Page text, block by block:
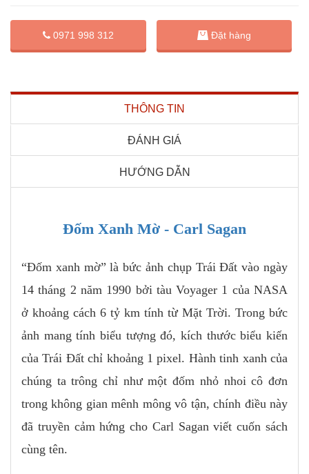
0971 998 312 Đặt hàng
THÔNG TIN
ĐÁNH GIÁ
HƯỚNG DẪN
Đốm Xanh Mờ - Carl Sagan
“Đốm xanh mờ” là bức ảnh chụp Trái Đất vào ngày
14 tháng 2 năm 1990 bởi tàu Voyager 1 của NASA
ở khoảng cách 6 tỷ km tính từ Mặt Trời. Trong bức
ảnh mang tính biểu tượng đó, kích thước biểu kiến
của Trái Đất chỉ khoảng 1 pixel. Hành tinh xanh của
chúng ta trông chỉ như một đốm nhỏ nhoi cô đơn
trong không gian mênh mông vô tận, chính điều này
đã truyền cảm hứng cho Carl Sagan viết cuốn sách
cùng tên.